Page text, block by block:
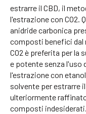
estrarre il CBD, il
l'estrazione con CO2.
anidride carbonica
composti benefici dal
CO2 è preferita per la
e potente senza l'uso
l'estrazione con
solvente per estrarre
ulteriormente
composti